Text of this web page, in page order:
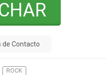
de Contacto
ROCK